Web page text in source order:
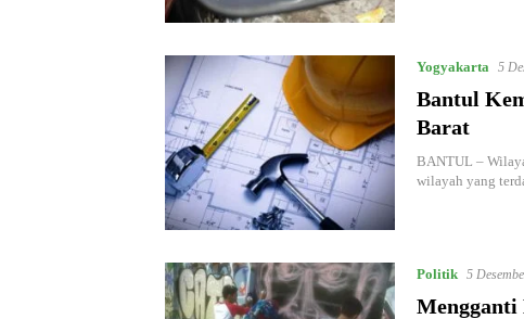
Yogyakarta 5
Bantul
Barat
BANTUL –
wilayah yang
Politik 5
Mengganti